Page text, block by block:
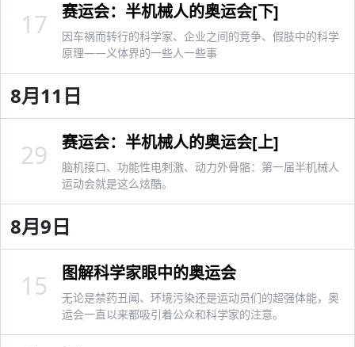
赛运会：半机械人的奥运会[下]
因车祸而转行的科学家、企业之间的竞争、假肢中的科学
原理——义体界的一些人一些事
17
8月11日
赛运会：半机械人的奥运会[上]
脑机接口、功能性电刺激、动力外骨骼：第一届半机械人
运动会就是这么炫酷。
29
8月9日
图解科学家眼中的奥运会
无论是禁药丑闻、环境污染还是运动员们的超强体能，奥
运会一直以来都吸引着公众和科学家的注意。
15